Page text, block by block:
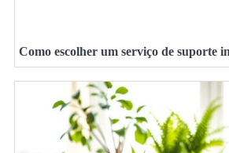
Como escolher um serviço de suporte